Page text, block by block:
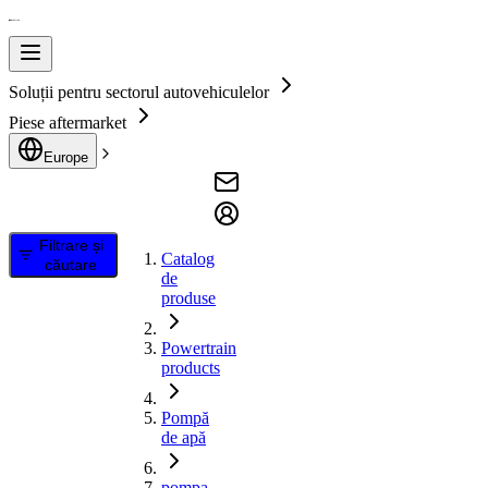
Soluții pentru sectorul autovehiculelor
Piese aftermarket
Europe
Filtrare și
căutare
Catalog
de
produse
Powertrain
products
Pompă
de apă